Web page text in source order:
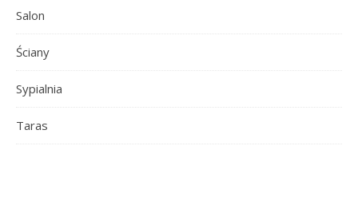
Salon
Ściany
Sypialnia
Taras